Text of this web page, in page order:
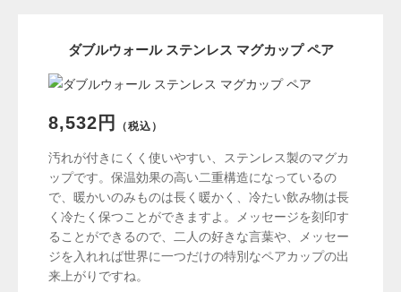
ダブルウォール ステンレス マグカップ ペア
8,532円 （税込）
汚れが付きにくく使いやすい、ステンレス製のマグカ
ップです。保温効果の高い二重構造になっているの
で、暖かいのみものは長く暖かく、冷たい飲み物は長
く冷たく保つことができますよ。メッセージを刻印す
ることができるので、二人の好きな言葉や、メッセー
ジを入れれば世界に一つだけの特別なペアカップの出
来上がりですね。